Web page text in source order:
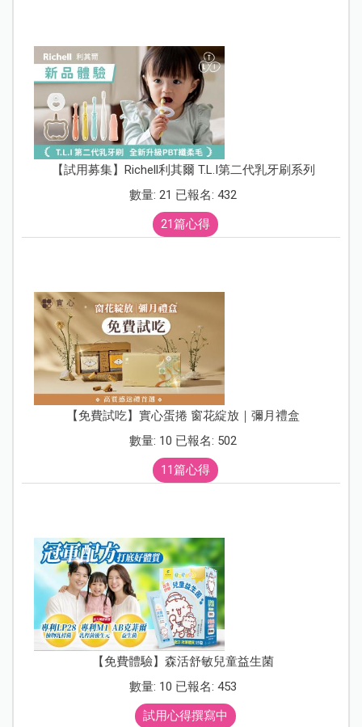
【試用募集】Richell利其爾 T.L.I第二代乳牙刷系列
數量: 21 已報名: 432
21篇心得
【免費試吃】實心蛋捲 窗花綻放｜彌月禮盒
數量: 10 已報名: 502
11篇心得
【免費體驗】森活舒敏兒童益生菌
數量: 10 已報名: 453
試用心得撰寫中